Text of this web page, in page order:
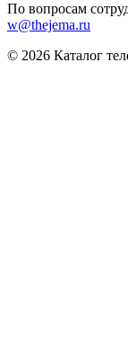
По вопросам
w@thejema.ru
© 2026 Каталог